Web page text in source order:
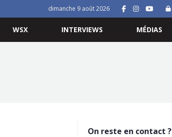
dimanche 9 août 2026
WSX INTERVIEWS MÉDIAS
On reste en contact ?